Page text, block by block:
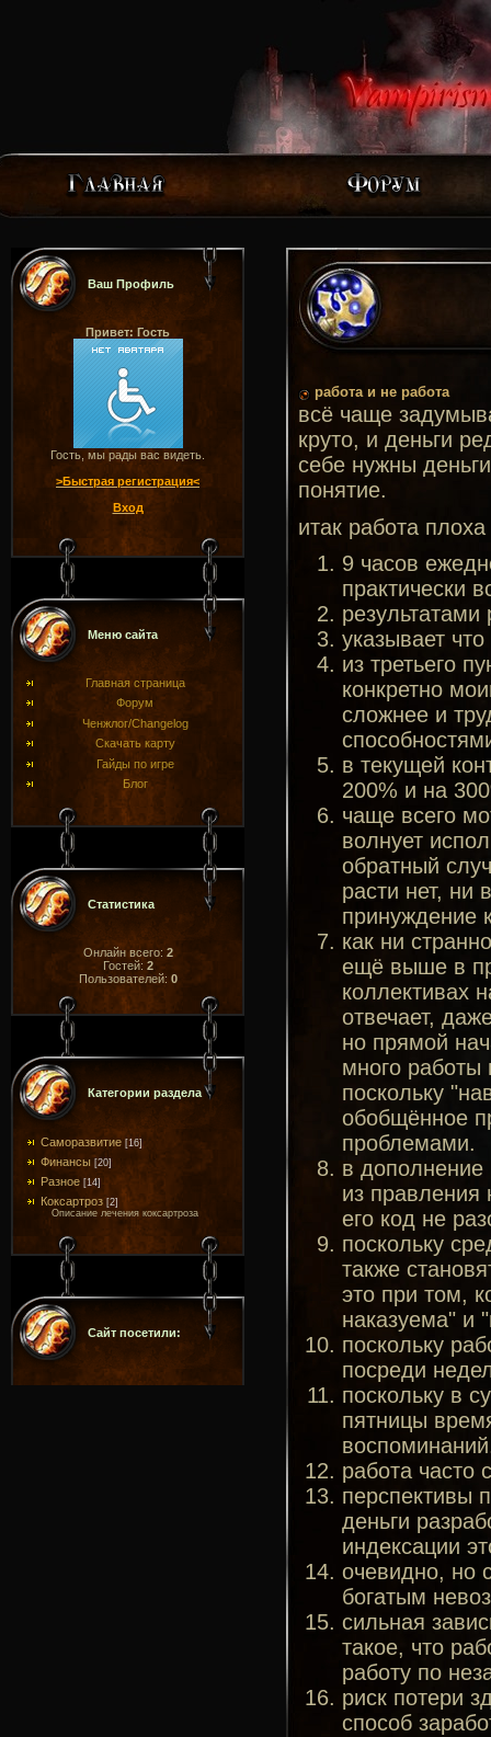
Ваш Профиль
Привет: Гость
Гость, мы рады вас видеть.
>Быстрая регистрация<
Вход
Меню сайта
Главная страница
Форум
Ченжлог/Changelog
Скачать карту
Гайды по игре
Блог
Статистика
Онлайн всего: 2
Гостей: 2
Пользователей: 0
Категории раздела
Саморазвитие [16]
Финансы [20]
Разное [14]
Коксартроз [2]
Описание лечения коксартроза
Сайт посетили:
работа и не работа
всё чаще
круто, и деньги
себе нужны
понятие.
итак работа
9 часов
практически
указывает
из третьего
конкретно
сложнее и
в текущей
200% и на
чаще всего
волнует
обратный
расти нет,
принуждение
как ни
ещё выше в
коллективах
отвечает,
но прямой
много
поскольку
обобщённое
проблемами.
в дополнение
из правления
его код не
поскольку
также
это при том,
наказуема" и
поскольку
посреди
поскольку в
пятницы
работа часто
перспективы
деньги
индексации
очевидно, но
богатым
сильная
такое, что
работу по
риск потери
способ